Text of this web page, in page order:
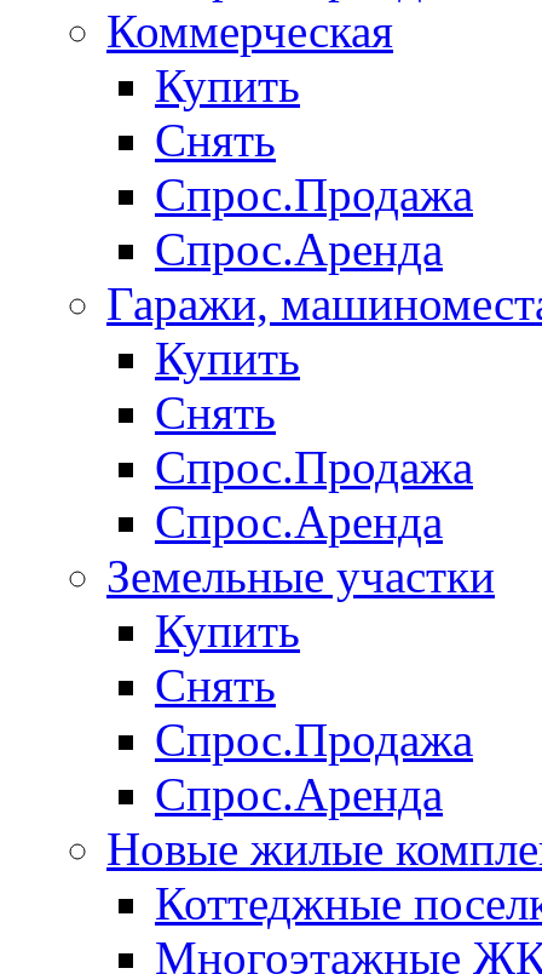
Коммерческая
Купить
Снять
Спрос.Продажа
Спрос.Аренда
Гаражи,
Купить
Снять
Спрос.Продажа
Спрос.Аренда
Земельные участки
Купить
Снять
Спрос.Продажа
Спрос.Аренда
Новые жилые
Коттеджные
Многоэтажные